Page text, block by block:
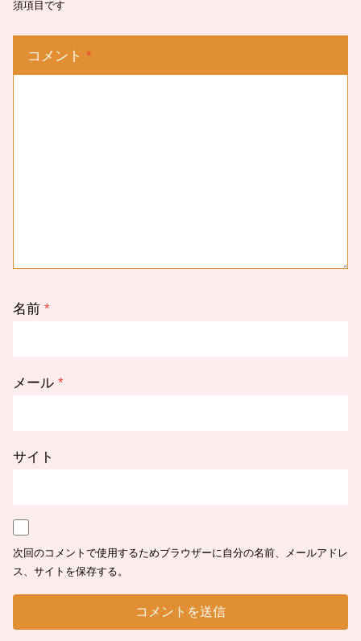
須項目です
コメント *
名前 *
メール *
サイト
次回のコメントで使用するためブラウザーに自分の名前、メールアドレ
ス、サイトを保存する。